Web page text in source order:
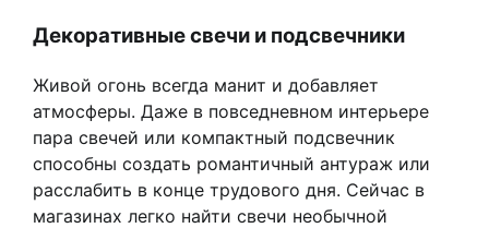
Декоративные свечи и подсвечники
Живой огонь всегда манит и добавляет
атмосферы. Даже в повседневном интерьере
пара свечей или компактный подсвечник
способны создать романтичный антураж или
расслабить в конце трудового дня. Сейчас в
магазинах легко найти свечи необычной